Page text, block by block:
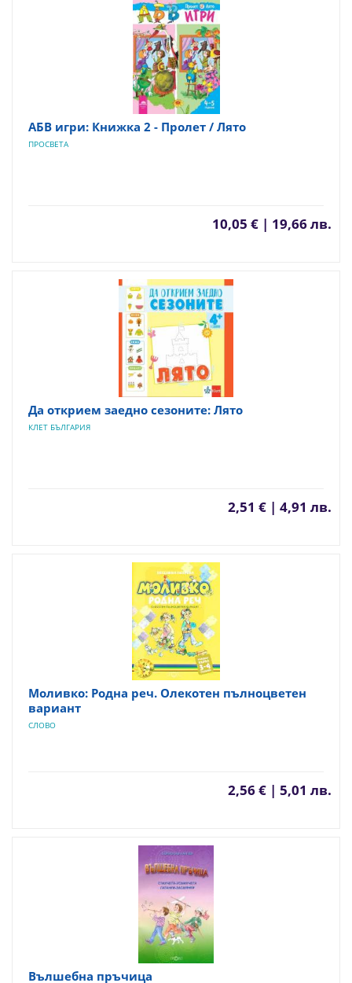
АБВ игри: Книжка 2 - Пролет / Лято
ПРОСВЕТА
10,05 € | 19,66 лв.
Да открием заедно сезоните: Лято
КЛЕТ БЪЛГАРИЯ
2,51 € | 4,91 лв.
Моливко: Родна реч. Олекотен пълноцветен
вариант
СЛОВО
2,56 € | 5,01 лв.
Вълшебна пръчица